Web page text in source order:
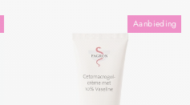
Aanbieding